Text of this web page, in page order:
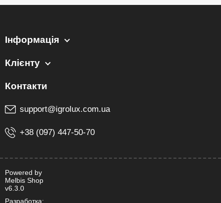
Інформація
Клієнту
support@igrolux.com.ua
+38 (097) 447-50-70
Powered by
Melbis Shop
v6.3.0